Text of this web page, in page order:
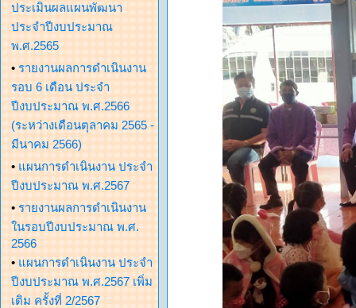
ประเมินผลแผนพัฒนา
ประจำปีงบประมาณ
พ.ศ.2565
• รายงานผลการดำเนินงาน
รอบ 6 เดือน ประจำ
ปีงบประมาณ พ.ศ.2566
(ระหว่างเดือนตุลาคม 2565 -
มีนาคม 2566)
• แผนการดำเนินงาน ประจำ
ปีงบประมาณ พ.ศ.2567
• รายงานผลการดำเนินงาน
ในรอบปีงบประมาณ พ.ศ.
2566
• แผนการดำเนินงาน ประจำ
ปีงบประมาณ พ.ศ.2567 เพิ่ม
เติม ครั้งที่ 2/2567